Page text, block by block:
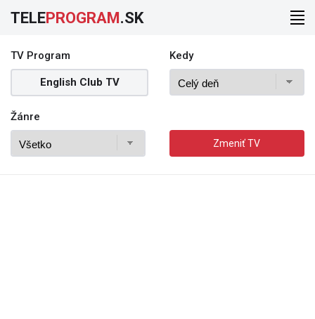
TELEPROGRAM.SK
TV Program
English Club TV
Kedy
Žánre
Zmeniť TV